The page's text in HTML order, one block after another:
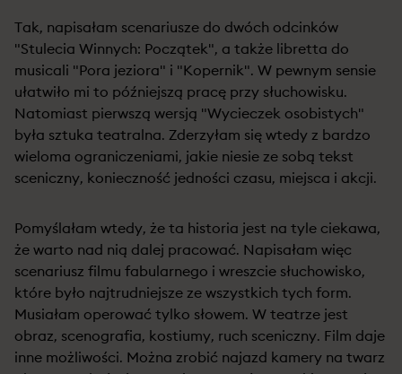
Tak, napisałam scenariusze do dwóch odcinków
"Stulecia Winnych: Początek", a także libretta do
musicali "Pora jeziora" i "Kopernik". W pewnym sensie
ułatwiło mi to późniejszą pracę przy słuchowisku.
Natomiast pierwszą wersją "Wycieczek osobistych"
była sztuka teatralna. Zderzyłam się wtedy z bardzo
wieloma ograniczeniami, jakie niesie ze sobą tekst
sceniczny, konieczność jedności czasu, miejsca i akcji.
Pomyślałam wtedy, że ta historia jest na tyle ciekawa,
że warto nad nią dalej pracować. Napisałam więc
scenariusz filmu fabularnego i wreszcie słuchowisko,
które było najtrudniejsze ze wszystkich tych form.
Musiałam operować tylko słowem. W teatrze jest
obraz, scenografia, kostiumy, ruch sceniczny. Film daje
inne możliwości. Można zrobić najazd kamery na twarz